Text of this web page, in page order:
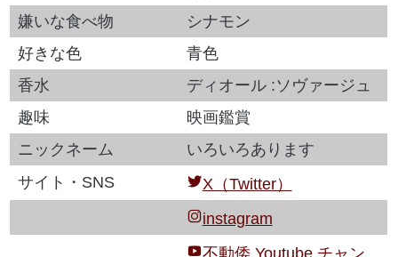
嫌いな食べ物
シナモン
好きな色
青色
香水
ディオール :ソヴァージュ
趣味
映画鑑賞
ニックネーム
いろいろあります
サイト・SNS
X（Twitter）
instagram